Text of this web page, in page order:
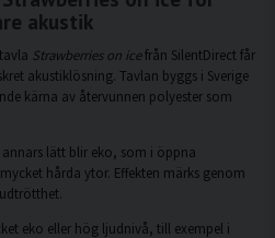
akustik
Strawberries on icefrån SilentDirect får
akustiklösning. Tavlan byggs i Sverige
kärna av återvunnen polyester som
lätt blir eko, som i öppna
hårda ytor. Effekten märks genom
eko eller hög ljudnivå, till exempel i